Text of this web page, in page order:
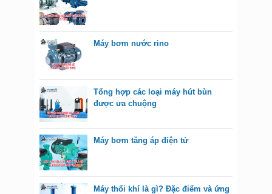
Máy bơm nước rino
Tổng hợp các loại máy hút bùn
được ưa chuộng
Máy bơm tăng áp điện tử
Máy thổi khí là gì? Đặc điểm và ứng